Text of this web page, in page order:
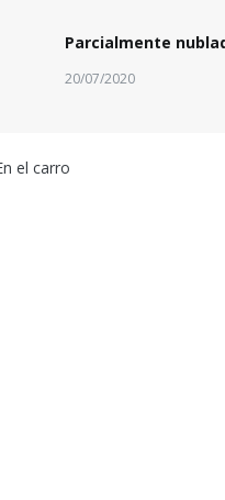
Parcialmente
20/07/2020
el carro